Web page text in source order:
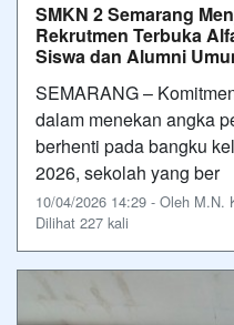
SMKN 2 Semarang
Rekrutmen Terbuka
Siswa dan Alumni
SEMARANG –
dalam menekan angka
berhenti pada bangku
2026, sekolah yang ber
10/04/2026 14:29 - Oleh
Dilihat 227 kali